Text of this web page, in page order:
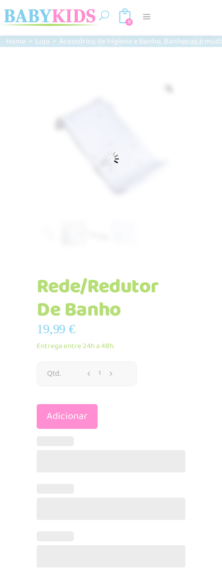
0
Home > Loja > Acessórios de higiene e banho,Banheiras e
Rede/Redutor
De Banho
19,99€
Entrega entre 24h a 48h.
Rede/Redutor
Banho
Qtd.
Adicionar